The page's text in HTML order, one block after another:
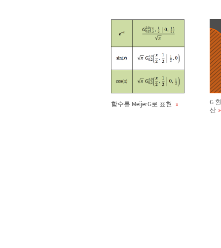
함수를 MeijerG로 표현
G
산